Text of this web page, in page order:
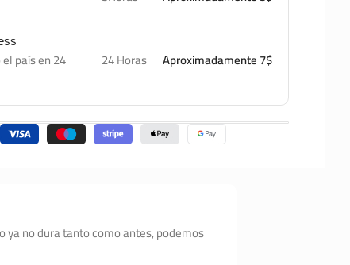
país en 24
24 Horas Aproximadamente 7$
ya no dura tanto como antes, podemos